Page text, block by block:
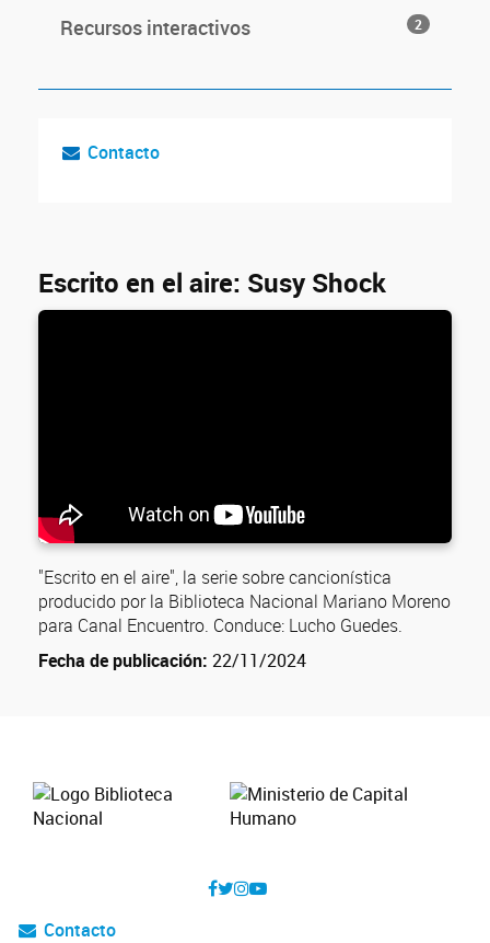
Recursos interactivos 2
Contacto
Escrito en el aire: Susy Shock
"Escrito en el aire", la serie sobre cancionística
producido por la Biblioteca Nacional Mariano Moreno
para Canal Encuentro. Conduce: Lucho Guedes.
Fecha de publicación: 22/11/2024
Contacto